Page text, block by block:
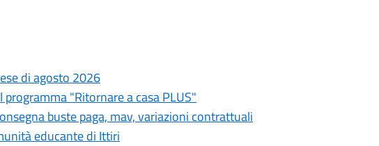
di agosto 2026
"Ritornare a casa PLUS"
buste paga, mav, variazioni contrattuali
educante di Ittiri